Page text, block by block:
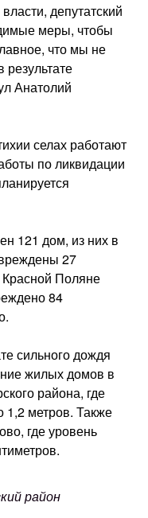
депутатский
меры, чтобы
что мы не
результате
Анатолий
селах работают
по ликвидации
121 дом, из них в
27
Поляне
84
сильного дождя
жилых домов в
района, где
1,2 метров. Также
где уровень
район